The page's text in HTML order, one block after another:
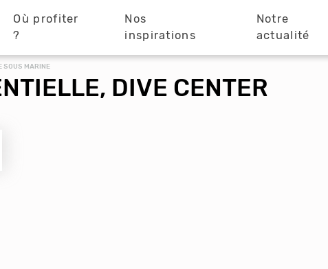
Où profiter
?
Nos
inspirations
Notre
actualité
SOUS MARINE
DIVE CENTER